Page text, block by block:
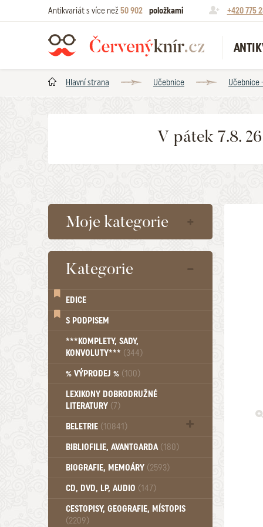
Antikvariát s více než50 902 položkami +420 775
Hlavní strana Učebnice Učebnice
V pátek 7.8.
Moje kategorie
Kategorie
EDICE
S PODPISEM
***KOMPLETY, SADY,
KONVOLUTY*** (344)
% VÝPRODEJ % (100)
LEXIKONY DOBRODRUŽNÉ
LITERATURY (7)
BELETRIE (10841)
Beletrie - Historická (1388)
Beletrie - Povídky (1757)
Beletrie - Válečné romány (489)
Beletrie - Ženské a dívčí romány
(1522)
BIBLIOFILIE, AVANTGARDA (180)
BIOGRAFIE, MEMOÁRY (2593)
CD, DVD, LP, AUDIO (147)
CESTOPISY, GEOGRAFIE, MÍSTOPIS
(2209)